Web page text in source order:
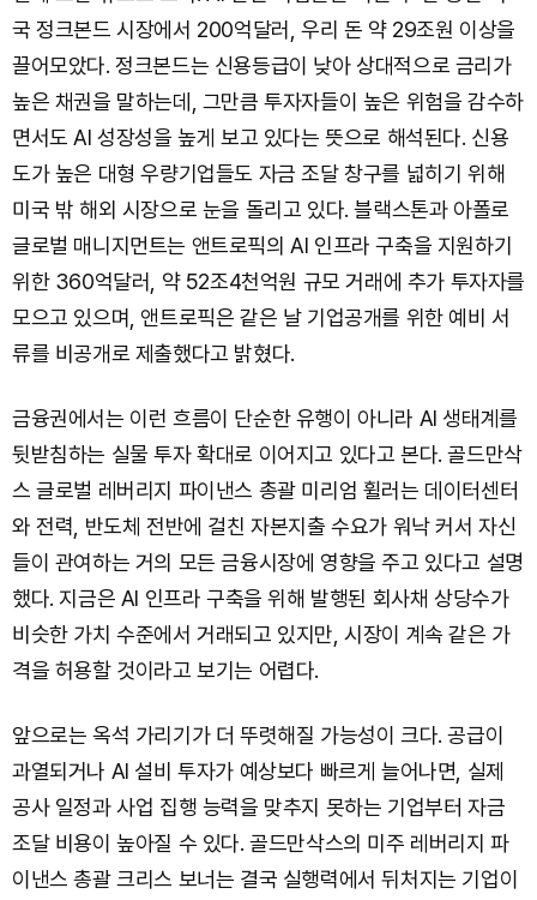
국 정크본드 시장에서 200억달러, 우리 돈 약 29조원 이상을
끌어모았다. 정크본드는 신용등급이 낮아 상대적으로 금리가
높은 채권을 말하는데, 그만큼 투자자들이 높은 위험을 감수하
면서도 AI 성장성을 높게 보고 있다는 뜻으로 해석된다. 신용
도가 높은 대형 우량기업들도 자금 조달 창구를 넓히기 위해
미국 밖 해외 시장으로 눈을 돌리고 있다. 블랙스톤과 아폴로
글로벌 매니지먼트는 앤트로픽의 AI 인프라 구축을 지원하기
위한 360억달러, 약 52조4천억원 규모 거래에 추가 투자자를
모으고 있으며, 앤트로픽은 같은 날 기업공개를 위한 예비 서
류를 비공개로 제출했다고 밝혔다.
금융권에서는 이런 흐름이 단순한 유행이 아니라 AI 생태계를
뒷받침하는 실물 투자 확대로 이어지고 있다고 본다. 골드만삭
스 글로벌 레버리지 파이낸스 총괄 미리엄 휠러는 데이터센터
와 전력, 반도체 전반에 걸친 자본지출 수요가 워낙 커서 자신
들이 관여하는 거의 모든 금융시장에 영향을 주고 있다고 설명
했다. 지금은 AI 인프라 구축을 위해 발행된 회사채 상당수가
비슷한 가치 수준에서 거래되고 있지만, 시장이 계속 같은 가
격을 허용할 것이라고 보기는 어렵다.
앞으로는 옥석 가리기가 더 뚜렷해질 가능성이 크다. 공급이
과열되거나 AI 설비 투자가 예상보다 빠르게 늘어나면, 실제
공사 일정과 사업 집행 능력을 맞추지 못하는 기업부터 자금
조달 비용이 높아질 수 있다. 골드만삭스의 미주 레버리지 파
이낸스 총괄 크리스 보너는 결국 실행력에서 뒤처지는 기업이